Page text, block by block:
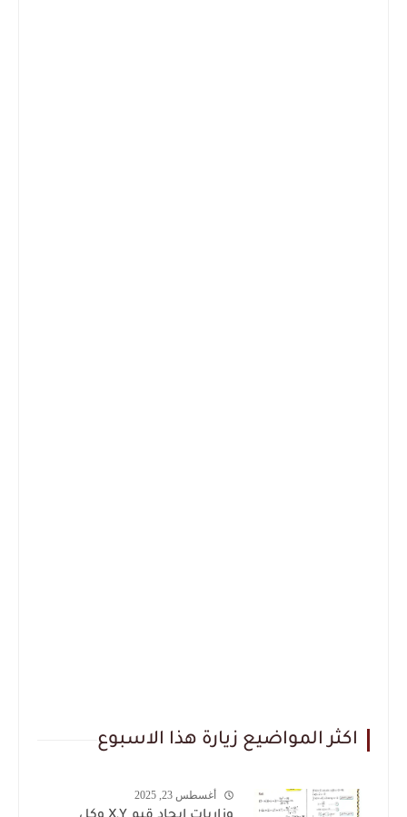
اكثر المواضيع زيارة هذا الاسبوع
أغسطس 23, 2025